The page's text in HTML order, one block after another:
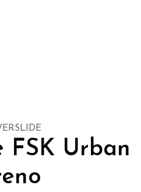
FSK Urban